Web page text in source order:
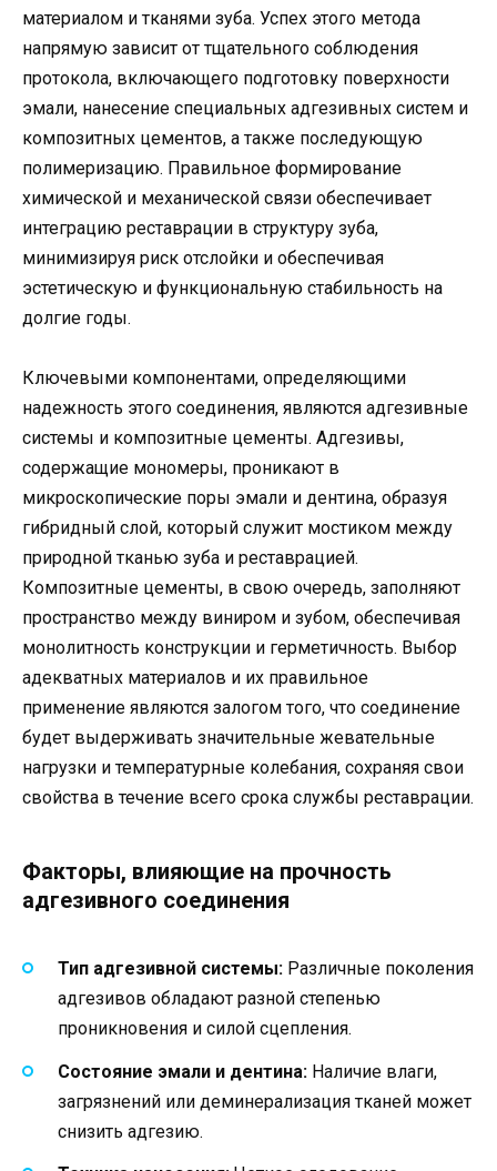
материалом и тканями зуба. Успех этого метода
напрямую зависит от тщательного соблюдения
протокола, включающего подготовку поверхности
эмали, нанесение специальных адгезивных систем и
композитных цементов, а также последующую
полимеризацию. Правильное формирование
химической и механической связи обеспечивает
интеграцию реставрации в структуру зуба,
минимизируя риск отслойки и обеспечивая
эстетическую и функциональную стабильность на
долгие годы.
Ключевыми компонентами, определяющими
надежность этого соединения, являются адгезивные
системы и композитные цементы. Адгезивы,
содержащие мономеры, проникают в
микроскопические поры эмали и дентина, образуя
гибридный слой, который служит мостиком между
природной тканью зуба и реставрацией.
Композитные цементы, в свою очередь, заполняют
пространство между виниром и зубом, обеспечивая
монолитность конструкции и герметичность. Выбор
адекватных материалов и их правильное
применение являются залогом того, что соединение
будет выдерживать значительные жевательные
нагрузки и температурные колебания, сохраняя свои
свойства в течение всего срока службы реставрации.
Факторы, влияющие на прочность
адгезивного соединения
Тип адгезивной системы: Различные поколения
адгезивов обладают разной степенью
проникновения и силой сцепления.
Состояние эмали и дентина: Наличие влаги,
загрязнений или деминерализация тканей может
снизить адгезию.